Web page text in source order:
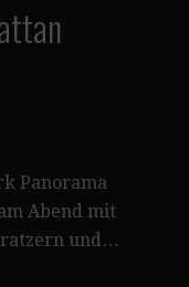
Panorama
Abend mit
und…